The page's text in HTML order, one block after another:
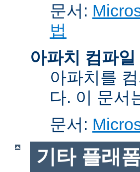
문서:
법
아파치 컴파일
아파치를
다. 이 문서
문서:
기타 플래폼